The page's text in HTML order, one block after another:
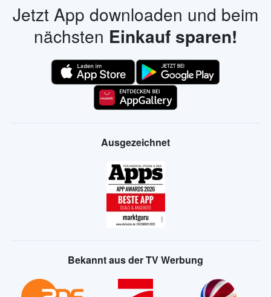
Jetzt App downloaden und beim
nächsten Einkauf sparen!
Ausgezeichnet
Bekannt aus der TV Werbung